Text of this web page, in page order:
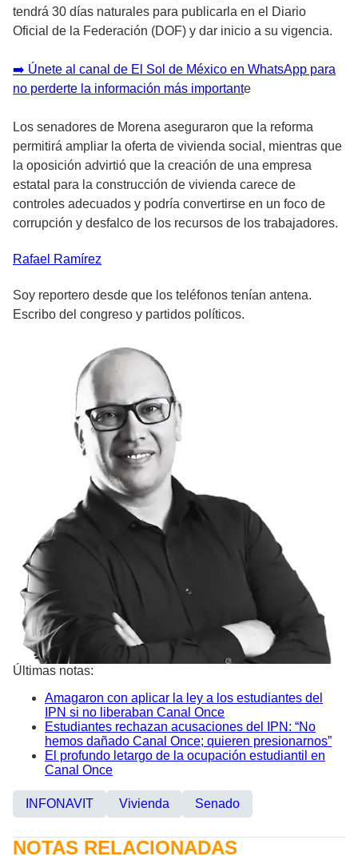
tendrá 30 días naturales para publicarla en el Diario
Oficial de la Federación (DOF) y dar inicio a su vigencia.
➡️ Únete al canal de El Sol de México en WhatsApp para
no perderte la información más importante
Los senadores de Morena aseguraron que la reforma
permitirá ampliar la oferta de vivienda social, mientras que
la oposición advirtió que la creación de una empresa
estatal para la construcción de vivienda carece de
controles adecuados y podría convertirse en un foco de
corrupción y desfalco de los recursos de los trabajadores.
Rafael Ramírez
Soy reportero desde que los teléfonos tenían antena.
Escribo del congreso y partidos políticos.
Últimas notas:
Amagaron con aplicar la ley a los estudiantes del
IPN si no liberaban Canal Once
Estudiantes rechazan acusaciones del IPN: “No
hemos dañado Canal Once; quieren presionarnos”
El profundo letargo de la ocupación estudiantil en
Canal Once
INFONAVIT Vivienda Senado
NOTAS RELACIONADAS